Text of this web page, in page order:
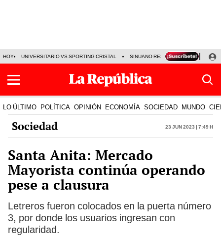
HOY UNIVERSITARIO VS SPORTING CRISTAL SINUANO RESULTADOS HOY
LO ÚLTIMO POLÍTICA OPINIÓN ECONOMÍA SOCIEDAD MUNDO
Sociedad 23 Jun 2023 | 7:49 h
Santa Anita: Mercado
Mayorista continúa operando
pese a clausura
Letreros fueron colocados en la puerta número
3, por donde los usuarios ingresan con
regularidad.